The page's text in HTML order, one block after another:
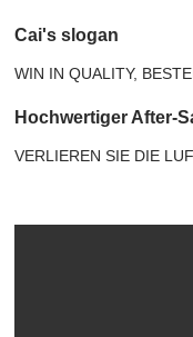
Cai's slogan
WIN IN QUALITY,
Hochwertiger After-
VERLIEREN SIE DIE